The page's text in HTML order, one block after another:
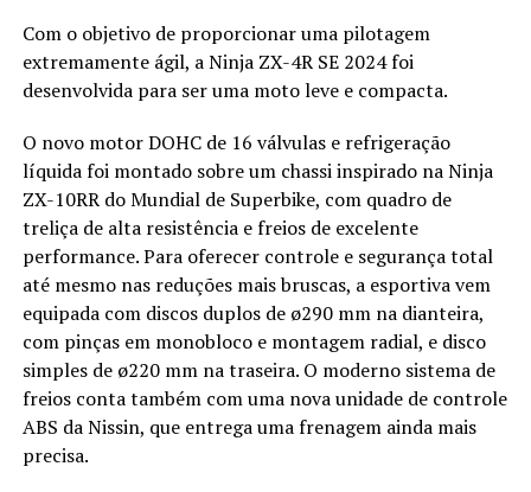
Com o objetivo de proporcionar uma pilotagem
extremamente ágil, a Ninja ZX-4R SE 2024 foi
desenvolvida para ser uma moto leve e compacta.
O novo motor DOHC de 16 válvulas e refrigeração
líquida foi montado sobre um chassi inspirado na Ninja
ZX-10RR do Mundial de Superbike, com quadro de
treliça de alta resistência e freios de excelente
performance. Para oferecer controle e segurança total
até mesmo nas reduções mais bruscas, a esportiva vem
equipada com discos duplos de ø290 mm na dianteira,
com pinças em monobloco e montagem radial, e disco
simples de ø220 mm na traseira. O moderno sistema de
freios conta também com uma nova unidade de controle
ABS da Nissin, que entrega uma frenagem ainda mais
precisa.